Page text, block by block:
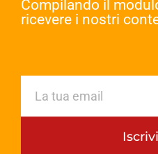
Compilando il
ricevere i nostri